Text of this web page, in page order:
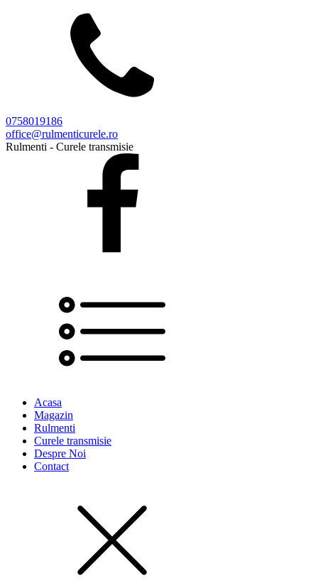
0758019186
office@rulmenticurele.ro
Rulmenti - Curele transmisie
Acasa
Magazin
Rulmenti
Curele transmisie
Despre Noi
Contact